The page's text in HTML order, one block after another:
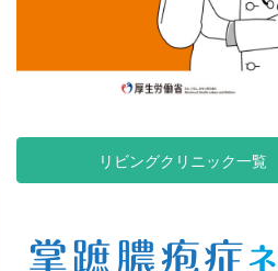
リビングクリニック一覧